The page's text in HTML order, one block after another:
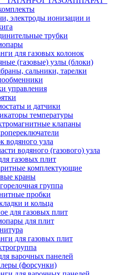
электроды ионизации и
трубки
для газовых колонок
(газовые) узлы (блоки)
сальники, тарелки
управления
и датчики
температуры
клапаны
водяного узла
водяного (газового) узла
газовых плит
комплектующие
краны
группа
пробки
и кольца
для газовых плит
для плит
для газовых плит
варочных панелей
(форсунки)